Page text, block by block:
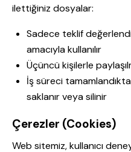
ilettiğiniz dosyalar:
Sadece teklif
amacıyla kullanılır
Üçüncü kişilerle
İş süreci
saklanır veya silinir
Çerezler (Cookies)
Web sitemiz, kullanıcı